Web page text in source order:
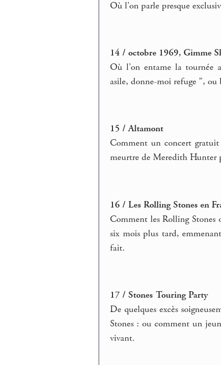
Où l’on parle presque
14 / octobre 1969, Gimme
Où l’on entame la tournée
asile, donne-moi refuge ”,
15 / Altamont
Comment un concert
meurtre de Meredith Hunter
16 / Les Rolling Stones en
Comment les Rolling Stones
six mois plus tard,
fait.
17 / Stones Touring Party
De quelques excès
Stones : ou comment un
vivant.